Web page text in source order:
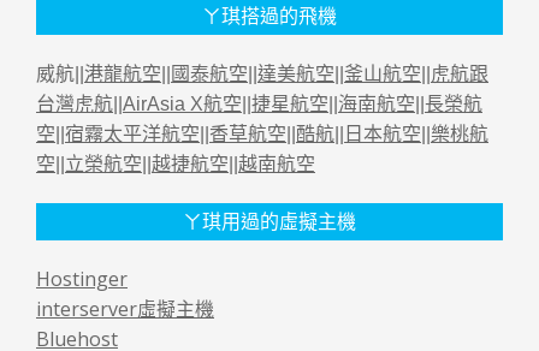
ㄚ琪搭過的飛機
威航|| 港龍航空 國泰航空 達美航空 釜山航空
虎航跟
台灣虎航 AirAsia X航空 捷星航空 海南航空 長榮航
空 宿霧太平洋航空 香草航空 酷航 日本航空 樂桃航
空 立榮航空 越捷航空 越南航空
ㄚ琪用過的虛擬主機
Hostinger
interserver虛擬主機
Bluehost